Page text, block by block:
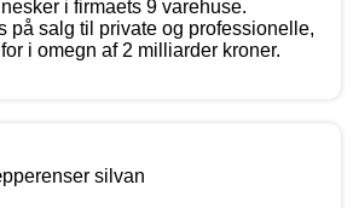
i firmaets 9 varehuse.
på salg til private og professionelle,
i omegn af 2 milliarder kroner.